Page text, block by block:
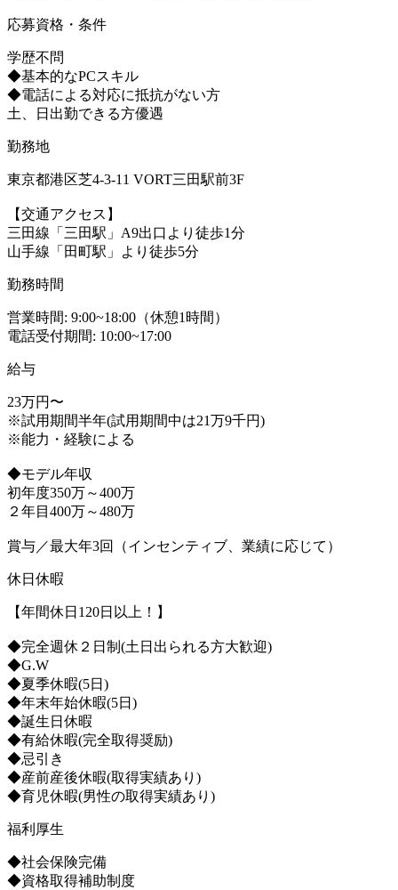
応募資格・条件
学歴不問
◆基本的なPCスキル
◆電話による対応に抵抗がない方
土、日出勤できる方優遇
勤務地
東京都港区芝4-3-11 VORT三田駅前3F
【交通アクセス】
三田線「三田駅」A9出口より徒歩1分
山手線「田町駅」より徒歩5分
勤務時間
営業時間: 9:00~18:00（休憩1時間）
電話受付期間: 10:00~17:00
給与
23万円〜
※試用期間半年(試用期間中は21万9千円)
※能力・経験による
◆モデル年収
初年度350万～400万
２年目400万～480万
賞与／最大年3回（インセンティブ、業績に応じて）
休日休暇
【年間休日120日以上！】
◆完全週休２日制(土日出られる方大歓迎)
◆G.W
◆夏季休暇(5日)
◆年末年始休暇(5日)
◆誕生日休暇
◆有給休暇(完全取得奨励)
◆忌引き
◆産前産後休暇(取得実績あり)
◆育児休暇(男性の取得実績あり)
福利厚生
◆社会保険完備
◆資格取得補助制度